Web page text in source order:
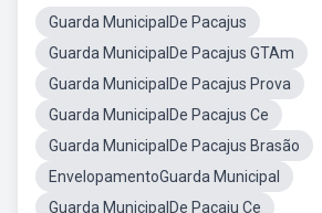
Guarda MunicipalDe Pacajus
Guarda MunicipalDe Pacajus GTAm
Guarda MunicipalDe Pacajus Prova
Guarda MunicipalDe Pacajus Ce
Guarda MunicipalDe Pacajus Brasão
EnvelopamentoGuarda Municipal
Guarda MunicipalDe Pacaju Ce